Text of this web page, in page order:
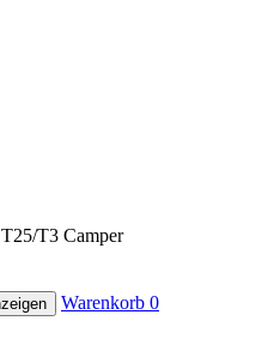
T3 Camper
Warenkorb 0